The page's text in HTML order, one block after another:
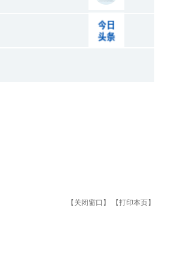
【关闭窗口】 【打印本页】